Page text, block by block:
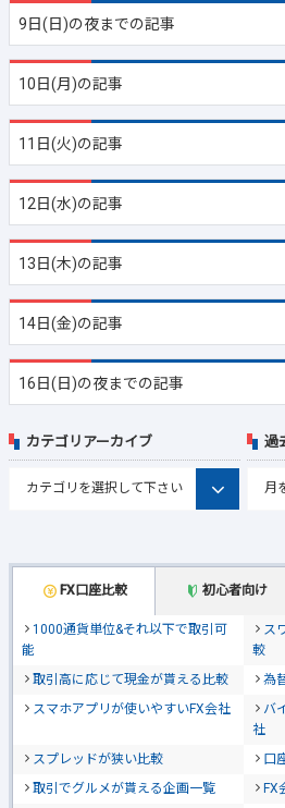
9日(日)の夜までの記事
10日(月)の記事
11日(火)の記事
12日(水)の記事
13日(木)の記事
14日(金)の記事
16日(日)の夜までの記事
FX口座比較 初心者向け
1000通貨単位&それ以下で取引可
能
ス
較
取引高に応じて現金が貰える比較
為
スマホアプリが使いやすいFX会社
バ
社
スプレッドが狭い比較
口
取引でグルメが貰える企画一覧
FX
カテゴリアーカイブ 過